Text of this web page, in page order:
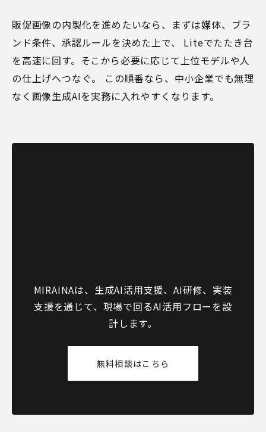
販促画像の内製化を進めたいなら、まずは媒体、ブラ
ンド条件、承認ルールを決めた上で、 Liteでたたき台
を高速に回す。そこから必要に応じて上位モデルや人
の仕上げへつなぐ。 この順番なら、中小企業でも無理
なく画像生成AIを実務に入れやすくなります。
MIRAINAは、生成AI活用支援、AI研修、実装
支援を通じて、現場で回るAI活用フローを設
計します。
無料相談はこちら